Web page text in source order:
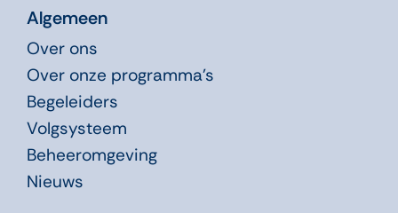
Algemeen
Over ons
Over onze programma’s
Begeleiders
Volgsysteem
Beheeromgeving
Nieuws